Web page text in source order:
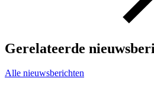
Gerelateerde
Alle nieuwsberichten